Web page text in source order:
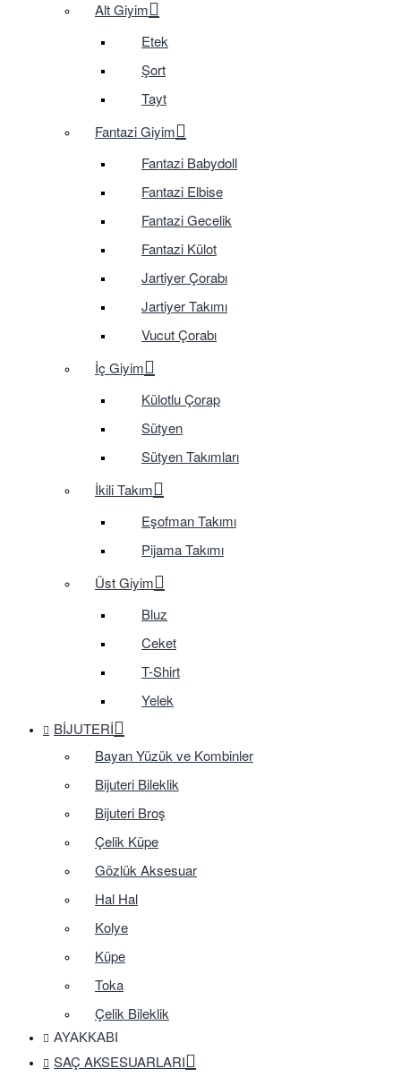
Alt Giyim
Etek
Şort
Tayt
Fantazi Giyim
Fantazi Babydoll
Fantazi Elbise
Fantazi Gecelik
Fantazi Külot
Jartiyer Çorabı
Jartiyer Takımı
Vucut Çorabı
İç Giyim
Külotlu Çorap
Sütyen
Sütyen Takımları
İkili Takım
Eşofman Takımı
Pijama Takımı
Üst Giyim
Bluz
Ceket
T-Shirt
Yelek
BIJUTERI
Bayan Yüzük ve Kombinler
Bijuteri Bileklik
Bijuteri Broş
Çelik Küpe
Gözlük Aksesuar
Hal Hal
Kolye
Küpe
Toka
Çelik Bileklik
AYAKKABI
SAÇ AKSESUARLARI